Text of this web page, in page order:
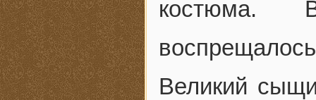
костюма.
Великий